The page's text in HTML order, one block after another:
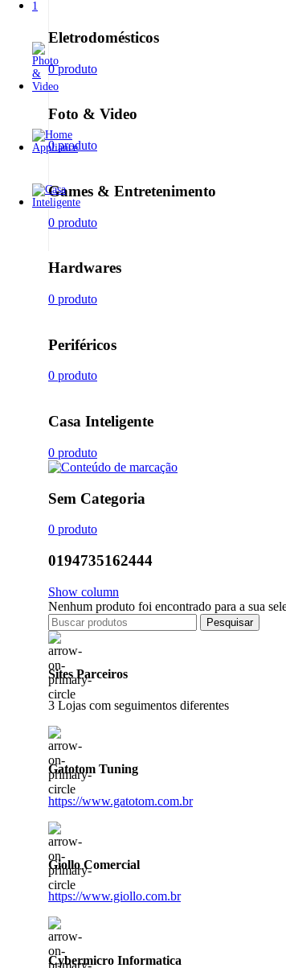
Eletrodomésticos
0 produto
Foto & Video
0 produto
Games & Entretenimento
0 produto
Hardwares
0 produto
Periféricos
0 produto
Casa Inteligente
0 produto
Sem Categoria
0 produto
‎0194735162444
Show column
Nenhum produto foi encontrado para a sua
Pesquisar
Sites Parceiros
3 Lojas com seguimentos diferentes
Gatotom Tuning
https://www.gatotom.com.br
Giollo Comercial
https://www.giollo.com.br
Cybermicro Informatica